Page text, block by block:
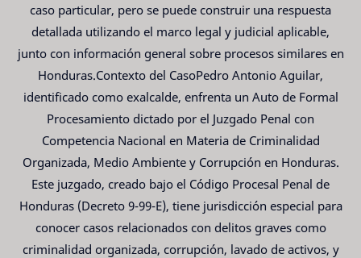
caso particular, pero se puede construir una respuesta
detallada utilizando el marco legal y judicial aplicable,
junto con información general sobre procesos similares en
Honduras.Contexto del CasoPedro Antonio Aguilar,
identificado como exalcalde, enfrenta un Auto de Formal
Procesamiento dictado por el Juzgado Penal con
Competencia Nacional en Materia de Criminalidad
Organizada, Medio Ambiente y Corrupción en Honduras.
Este juzgado, creado bajo el Código Procesal Penal de
Honduras (Decreto 9-99-E), tiene jurisdicción especial para
conocer casos relacionados con delitos graves como
criminalidad organizada, corrupción, lavado de activos, y